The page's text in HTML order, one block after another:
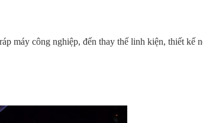
máy công nghiệp, đến thay thế linh kiện, thiết kế